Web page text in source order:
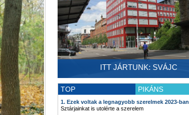
ITT JÁRTUNK: SVÁJC
TOP PIKÁNS
1. Ezek voltak a legnagyobb szerelmek 2023-ban
Sztárjainkat is utolérte a szerelem